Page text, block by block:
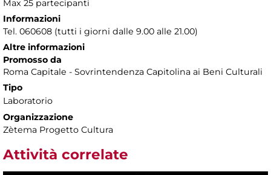
Max 25 partecipanti
Informazioni
Tel. 060608 (tutti i giorni dalle 9.00 alle 21.00)
Altre informazioni
Promosso da
Roma Capitale - Sovrintendenza Capitolina ai Beni Culturali
Tipo
Laboratorio
Organizzazione
Zètema Progetto Cultura
Attività correlate